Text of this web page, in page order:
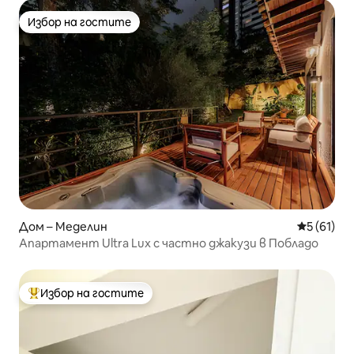
Избор на гостите
Избор на гостите
Дом – Меделин Средна
5 (61)
Апартамент Ultra Lux с частно джакузи в Побладо
Най-популярен избор на гостите
Избор на гостите